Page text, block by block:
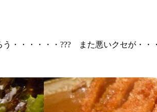
・・・・・・??? また悪いクセが・・